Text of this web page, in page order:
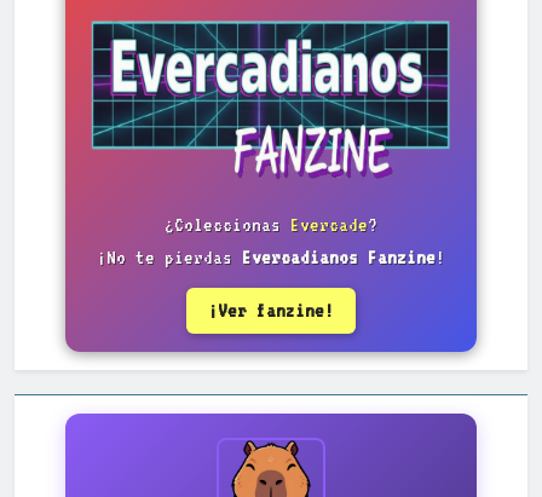
¿Coleccionas Evercade?
¡No te pierdas Evercadianos Fanzine!
¡Ver fanzine!